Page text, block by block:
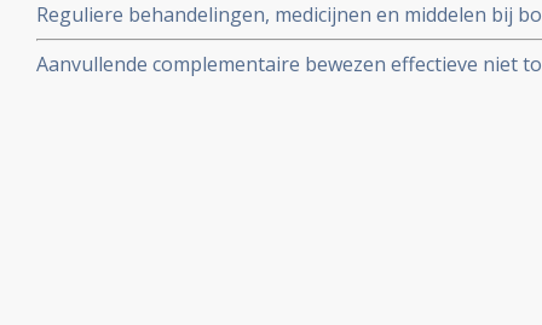
Reguliere behandelingen, medicijnen en middelen bij
Aanvullende complementaire bewezen effectieve niet